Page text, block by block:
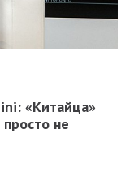
«Китайца»
не